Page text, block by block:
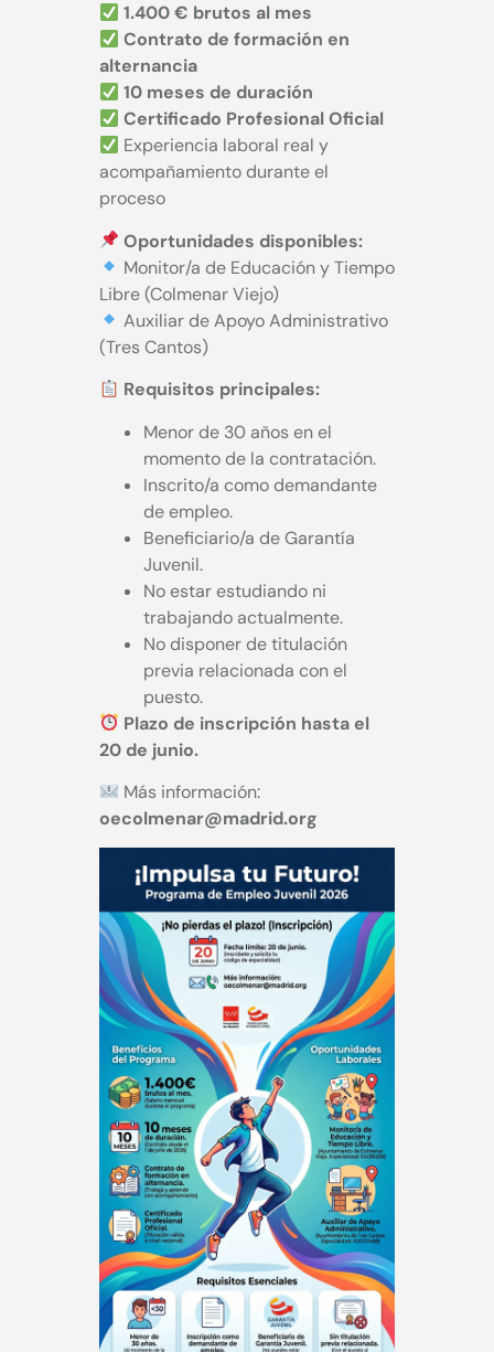
1.400 € brutos al mes
Contrato de formación en
alternancia
10 meses de duración
Certificado Profesional Oficial
Experiencia laboral real y
acompañamiento durante el
proceso
Oportunidades disponibles:
Monitor/a de Educación y Tiempo
Libre (Colmenar Viejo)
Auxiliar de Apoyo Administrativo
(Tres Cantos)
Requisitos principales:
Menor de 30 años en el
momento de la contratación.
Inscrito/a como demandante
de empleo.
Beneficiario/a de Garantía
Juvenil.
No estar estudiando ni
trabajando actualmente.
No disponer de titulación
previa relacionada con el
puesto.
Plazo de inscripción hasta el
20 de junio.
Más información:
oecolmenar@madrid.org